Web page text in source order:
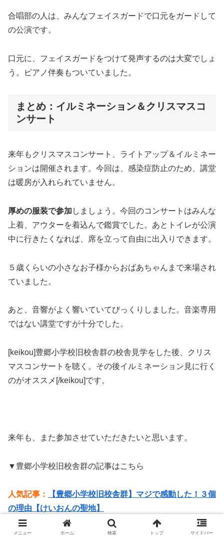
合唱部の人は、みんなフェイスガードで口元をガードして
の公演です。
口元に、フェイスガードをつけて発声するのは大変でしょ
う。ピアノ伴奏もついていました。
まとめ：イルミネーション＆クリスマスコ
ンサート
来年もクリスマスコンサート、ライトアップ＆イルミネー
ションは開催されます。今回は、感染症防止のため、講堂
は暖房が入れられていません。
厚めの服装で参加 しましょう。今回のコンサートはみんな
上着、アウターを着込んで鑑賞でした。あとトイレが公演
中に行きたくなれば、席を立って自由に出入りできます。
５歳くらいの小さなお子様からおばあちゃんまで来場され
ていました。
あと、音響がよく響いていてびっくりしました。音楽専用
ではない講堂ですが十分でした。
[keikou]豊郷小学校旧校舎群の校舎見学をした後、クリス
マスコンサートを聴く。その後イルミネーション見に行く
のがオススメ[/keikou]です。
来年も、また参加させていただきたいと思います。
▼豊郷小学校旧校舎群の記事はこちら
人気記事：
【豊郷小学校旧校舎群】マジで感動した！３個
の理由【けいおんの聖地】
メニュー ホーム 検索 トップ サイドバー